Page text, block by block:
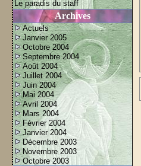
Le paradis du staff
Archives
Actuels
Janvier 2005
Octobre 2004
Septembre 2004
Août 2004
Juillet 2004
Juin 2004
Mai 2004
Avril 2004
Mars 2004
Février 2004
Janvier 2004
Décembre 2003
Novembre 2003
Octobre 2003